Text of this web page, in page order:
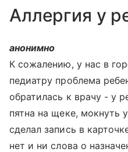
Аллергия у
анонимно
К сожалению, у нас в
педиатру проблема
обратилась к врачу - у
пятна на щеке, мокнуть
сделал запись в
нет и ни слова о